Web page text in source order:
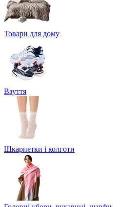
Товари для дому
Взуття
Шкарпетки і колготи